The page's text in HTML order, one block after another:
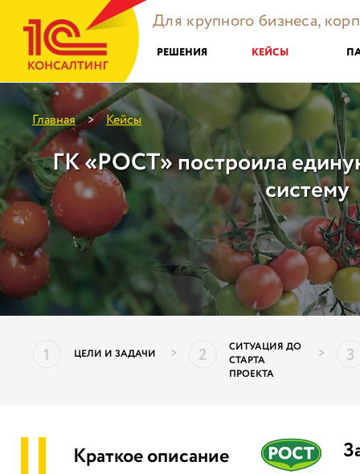
Для крупного бизнеса,
РЕШЕНИЯ КЕЙСЫ
Главная > Кейсы
ГК «РОСТ» построила
систему
1 ЦЕЛИ И ЗАДАЧИ > 2
СИТУАЦИЯ ДО
СТАРТА
ПРОЕКТА
> 3
Краткое описание